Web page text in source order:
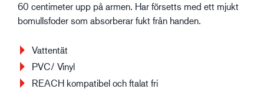
60 centimeter upp på armen. Har försetts med ett mjukt
bomullsfoder som absorberar fukt från handen.
Vattentät
PVC/ Vinyl
REACH kompatibel och ftalat fri